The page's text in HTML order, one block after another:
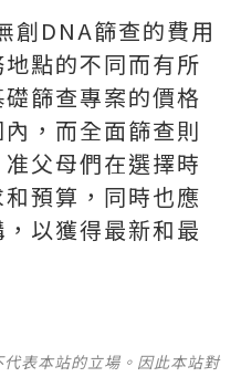
DNA篩查的費用
點的不同而有所
篩查專案的價格
，而全面篩查則
父母們在選擇時
預算，同時也應
以獲得最新和最
表本站的立場。因此本站對